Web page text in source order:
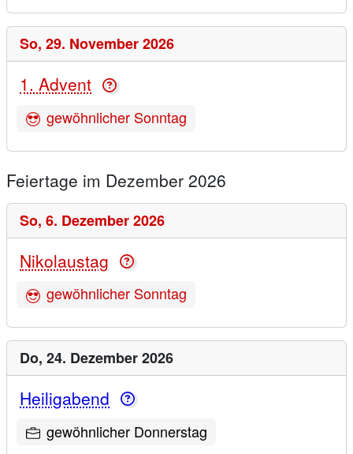
So, 29. November 2026
1. Advent
gewöhnlicher Sonntag
Feiertage im Dezember 2026
So, 6. Dezember 2026
Nikolaustag
gewöhnlicher Sonntag
Do, 24. Dezember 2026
Heiligabend
gewöhnlicher Donnerstag